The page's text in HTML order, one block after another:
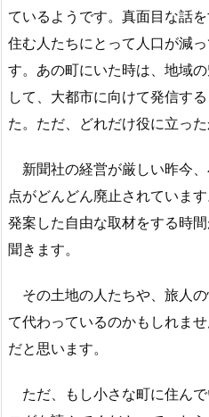
ているようです。真面目な話
住む人たちにとって人口が減
す。あの町にいた時は、地域
して、大都市に向けて発信す
た。ただ、どれだけ役に立った
新聞社の経営が厳しい昨今
点がどんどん廃止されていま
発案した自由な取材をする時
聞きます。
その土地の人たちや、旅人
て代わっているのかもしれま
だと思います。
ただ、もし小さな町に住ん